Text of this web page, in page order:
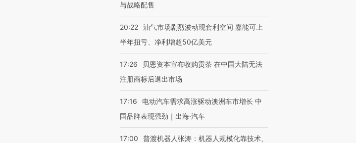
与战略配售
20:22 油气市场剧烈波动现套利空间 嘉能可上
半年扭亏、净利增超50亿美元
17:26
贝恩资本宣布收购贡茶 在中国大陆无法
注册商标后退出市场
17:16
电动汽车需求高涨驱动澳洲车市增长 中
国品牌表现强劲｜出海·汽车
17:00
普渡机器人张涛：机器人规模化靠技术、